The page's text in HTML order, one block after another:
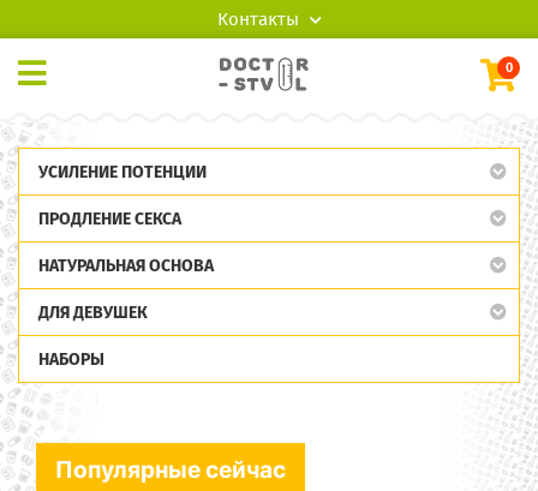
Контакты
0
УСИЛЕНИЕ ПОТЕНЦИИ
ПРОДЛЕНИЕ СЕКСА
НАТУРАЛЬНАЯ ОСНОВА
ДЛЯ ДЕВУШЕК
НАБОРЫ
Популярные сейчас